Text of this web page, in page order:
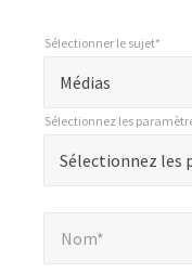
"
indique
Médias
Sélectionner le sujet*
Sélectionnez les
Sélectionnez les
Nom*